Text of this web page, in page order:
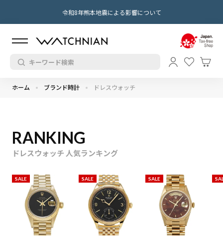
令和8年熊本地震による影響について
ホーム ブランド時計 ドレスウォッチ
RANKING
ドレスウォッチ 人気ランキング
SALE SALE SALE